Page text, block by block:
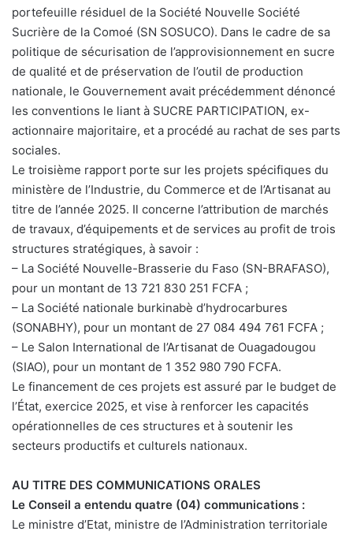
portefeuille résiduel de la Société Nouvelle Société
Sucrière de la Comoé (SN SOSUCO). Dans le cadre de sa
politique de sécurisation de l’approvisionnement en sucre
de qualité et de préservation de l’outil de production
nationale, le Gouvernement avait précédemment dénoncé
les conventions le liant à SUCRE PARTICIPATION, ex-
actionnaire majoritaire, et a procédé au rachat de ses parts
sociales.
Le troisième rapport porte sur les projets spécifiques du
ministère de l’Industrie, du Commerce et de l’Artisanat au
titre de l’année 2025. Il concerne l’attribution de marchés
de travaux, d’équipements et de services au profit de trois
structures stratégiques, à savoir :
– La Société Nouvelle-Brasserie du Faso (SN-BRAFASO),
pour un montant de 13 721 830 251 FCFA ;
– La Société nationale burkinabè d’hydrocarbures
(SONABHY), pour un montant de 27 084 494 761 FCFA ;
– Le Salon International de l’Artisanat de Ouagadougou
(SIAO), pour un montant de 1 352 980 790 FCFA.
Le financement de ces projets est assuré par le budget de
l’État, exercice 2025, et vise à renforcer les capacités
opérationnelles de ces structures et à soutenir les
secteurs productifs et culturels nationaux.
AU TITRE DES COMMUNICATIONS ORALES
Le Conseil a entendu quatre (04) communications :
Le ministre d’Etat, ministre de l’Administration territoriale